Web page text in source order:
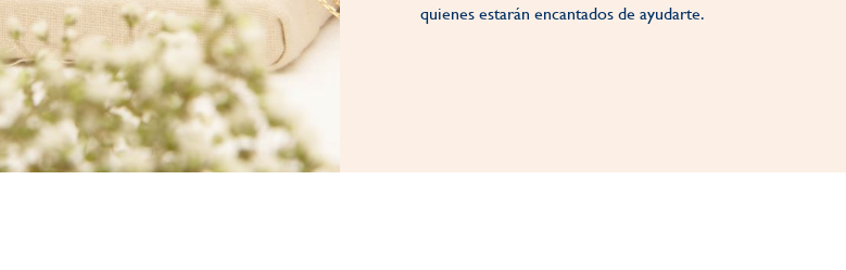
quienes estarán encantados de ayudarte.